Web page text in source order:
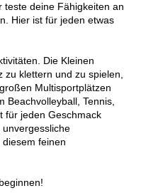
deine Fähigkeiten an
Hier ist für jeden etwas
Die Kleinen
zu klettern und zu spielen,
Multisportplätzen
Beachvolleyball, Tennis,
für jeden Geschmack
feinen